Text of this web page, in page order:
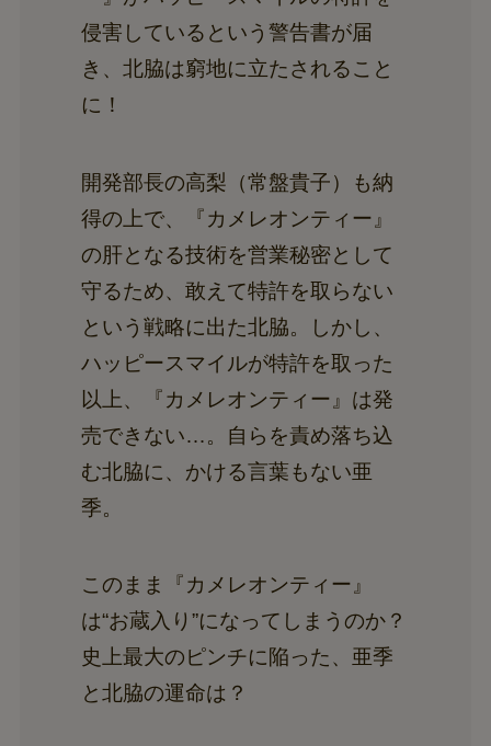
侵害しているという警告書が届
き、北脇は窮地に立たされること
に！
開発部長の高梨（常盤貴子）も納
得の上で、『カメレオンティー』
の肝となる技術を営業秘密として
守るため、敢えて特許を取らない
という戦略に出た北脇。しかし、
ハッピースマイルが特許を取った
以上、『カメレオンティー』は発
売できない…。自らを責め落ち込
む北脇に、かける言葉もない亜
季。
このまま『カメレオンティー』
は“お蔵入り”になってしまうのか？
史上最大のピンチに陥った、亜季
と北脇の運命は？